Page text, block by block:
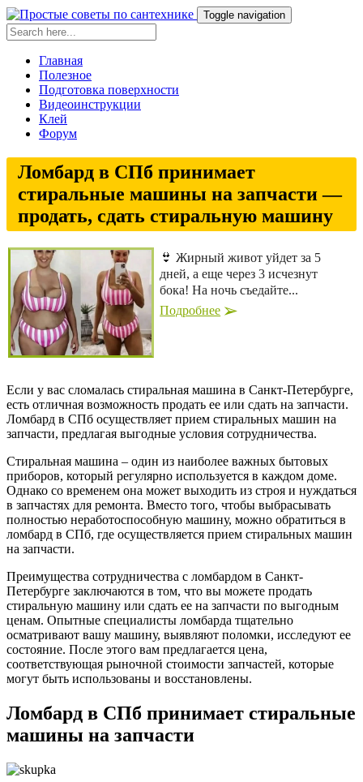
Toggle navigation
Главная
Полезное
Подготовка поверхности
Видеоинструкции
Клей
Форум
Ломбард в СПб принимает
стиральные машины на запчасти —
продать, сдать стиральную машину
👙 Жирный живот уйдет за 5
дней, а еще через 3 исчезнут
бока! На ночь съедайте...
Подробнее
Если у вас сломалась стиральная машина в Санкт-Петербурге,
есть отличная возможность продать ее или сдать на запчасти.
Ломбард в СПб осуществляет прием стиральных машин на
запчасти, предлагая выгодные условия сотрудничества.
Стиральная машина – один из наиболее важных бытовых
приборов, который регулярно используется в каждом доме.
Однако со временем она может выходить из строя и нуждаться
в запчастях для ремонта. Вместо того, чтобы выбрасывать
полностью неработоспособную машину, можно обратиться в
ломбард в СПб, где осуществляется прием стиральных машин
на запчасти.
Преимущества сотрудничества с ломбардом в Санкт-
Петербурге заключаются в том, что вы можете продать
стиральную машину или сдать ее на запчасти по выгодным
ценам. Опытные специалисты ломбарда тщательно
осматривают вашу машину, выявляют поломки, исследуют ее
состояние. После этого вам предлагается цена,
соответствующая рыночной стоимости запчастей, которые
могут быть использованы и восстановлены.
Ломбард в СПб принимает стиральные
машины на запчасти